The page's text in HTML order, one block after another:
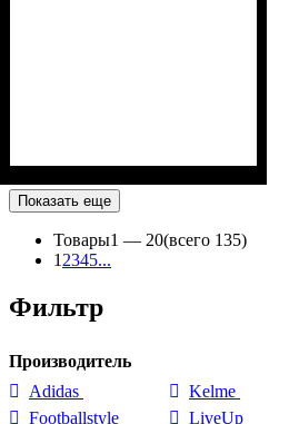
Показать еще
Товары1 — 20(всего 135)
1 2345...
Фильтр
Производитель
Adidas
Footballstyle
Kelme
LiveUp